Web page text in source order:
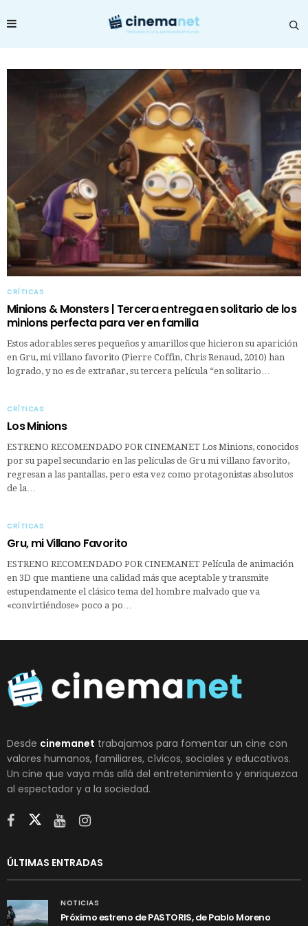
CRÍTICAS
Minions & Monsters | Tercera entrega en solitario de los
minions perfecta para ver en familia
Estos adorables seres pequeños y amarillos que hicieron su aparición
en Gru, mi villano favorito (Pierre Coffin, Chris Renaud, 2010) han
logrado, y no es de extrañar, su tercera película “en solitario…
CRÍTICAS
Los Minions
ESTRENO RECOMENDADO POR CINEMANET Los Minions, conocidos
por su papel secundario en las películas de Gru mi villano favorito,
regresan a las pantallas, pero esta vez como protagonistas absolutos
de la…
CRÍTICAS
Gru, mi Villano Favorito
ESTRENO RECOMENDADO POR CINEMANET Película de animación
en 3D que mantiene una calidad más que aceptable y transmite
estupendamente el clásico tema del hombre malvado que va
«convirtiéndose» poco a po…
Desde cinemanet trabajamos para fomentar un cine con
valores humanos, familiares, cívicos, sociales y educativos.
Un cine que vaya más allá del entretenimiento y enriquezca
al espectador y a la sociedad.
ÚLTIMAS ENTRADAS
NOTICIAS
Próximo estreno de PASTORIS, de Pablo Moreno